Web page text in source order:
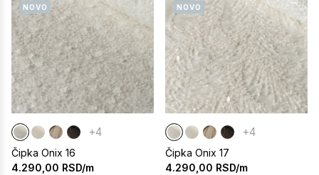
NOVO
+4
Čipka Onix 16
4.290,00 RSD/m
NOVO
+4
Čipka Onix 17
4.290,00 RSD/m